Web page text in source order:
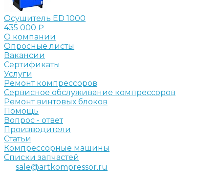
Осушитель ED 1000
435 000 ₽
О компании
Опросные листы
Вакансии
Сертификаты
Услуги
Ремонт компрессоров
Сервисное обслуживание компрессоров
Ремонт винтовых блоков
Помощь
Вопрос - ответ
Производители
Статьи
Компрессорные машины
Списки запчастей
sale@artkompressor.ru